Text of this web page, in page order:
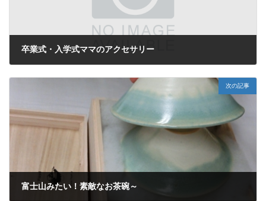
卒業式・入学式ママのアクセサリー
次の記事
富士山みたい！素敵なお茶碗～